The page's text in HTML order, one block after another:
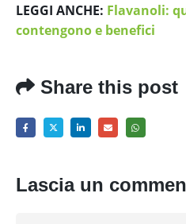
LEGGI ANCHE: Flavanoli:
contengono e benefici
Share this post
Lascia un